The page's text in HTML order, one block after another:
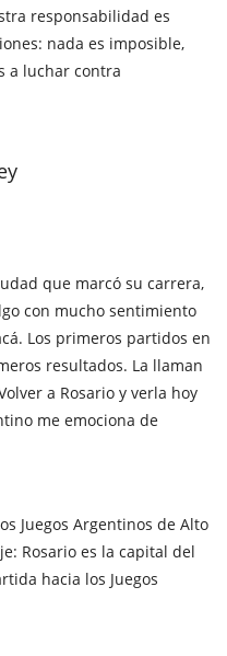
responsabilidad es
nada es imposible,
a luchar contra
que marcó su carrera,
con mucho sentimiento
Los primeros partidos en
resultados. La llaman
a Rosario y verla hoy
me emociona de
Juegos Argentinos de Alto
Rosario es la capital del
hacia los Juegos